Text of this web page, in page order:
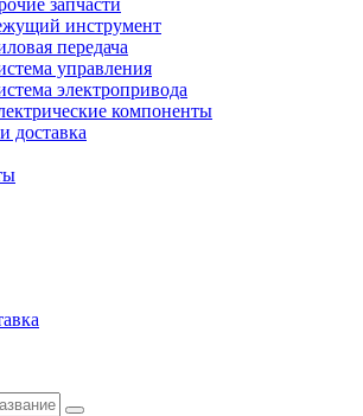
запчасти
инструмент
передача
управления
электропривода
компоненты
доставка